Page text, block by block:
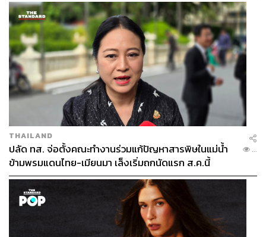
THAILAND
ปลัด ทส. จ่อตั้งคณะทำงานร่วมแก้ปัญหาสารพิษในแม่น้ำ
ข้ามพรมแดนไทย-เมียนมา เล็งเริ่มถกนัดแรก ส.ค.นี้
...